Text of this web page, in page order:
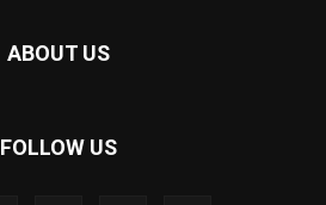
ABOUT US
FOLLOW US